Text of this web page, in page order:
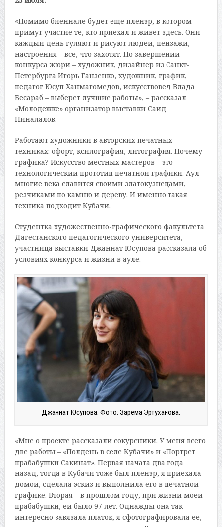
«Помимо биеннале будет еще пленэр, в котором
примут участие те, кто приехал и живет здесь. Они
каждый день гуляют и рисуют людей, пейзажи,
настроения – все, что захотят. По завершении
конкурса жюри – художник, дизайнер из Санкт-
Петербурга Игорь Ганзенко, художник, график,
педагог Юсуп Ханмагомедов, искусствовед Влада
Бесараб – выберет лучшие работы», – рассказал
«Молодежке» организатор выставки Саид
Ниналалов.
Работают художники в авторских печатных
техниках: офорт, ксилография, литография. Почему
графика? Искусство местных мастеров – это
технологический прототип печатной графики. Аул
многие века славится своими златокузнецами,
резчиками по камню и дереву. И именно такая
техника подходит Кубачи.
Студентка художественно-графического факультета
Дагестанского педагогического университета,
участница выставки Джаннат Юсупова рассказала об
условиях конкурса и жизни в ауле.
Джаннат Юсупова. Фото: Зарема Эртуханова.
«Мне о проекте рассказали сокурсники. У меня всего
две работы – «Полдень в селе Кубачи» и «Портрет
прабабушки Сакинат». Первая начата два года
назад, тогда в Кубачи тоже был пленэр, я приехала
домой, сделала эскиз и выполнила его в печатной
графике. Вторая – в прошлом году, при жизни моей
прабабушки, ей было 97 лет. Однажды она так
интересно завязала платок, я сфотографировала ее,